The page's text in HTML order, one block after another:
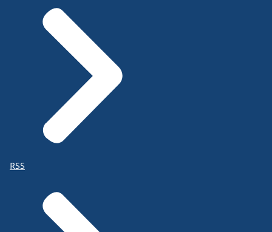
RSS